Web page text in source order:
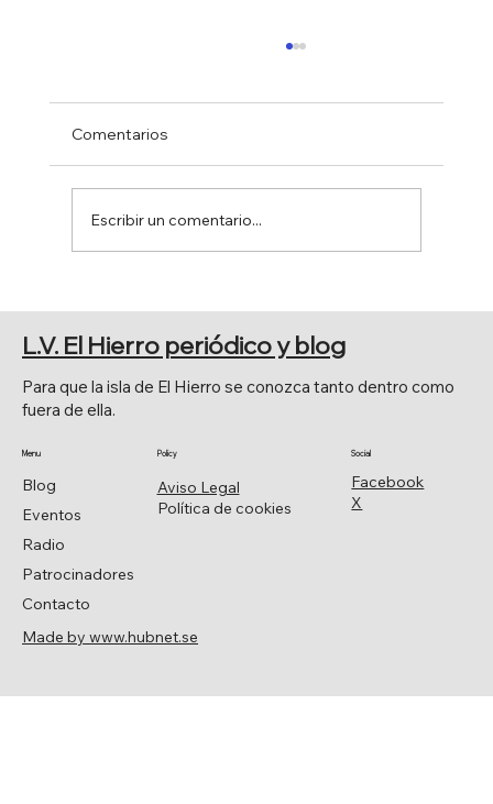
UNANIMIDAD LA MOCIÓN DE JAVIER
ARMAS.
Comentarios
Escribir un comentario...
Facebook
X
Social
Aviso Legal
Política de cookies
Policy
Blog
Eventos
Radio
Patrocinadores
Contacto
Menu
Para que la isla de El Hierro se conozca tanto dentro como
fuera de ella.
L.V. El Hierro periódico y blog
Made by www.hubnet.se